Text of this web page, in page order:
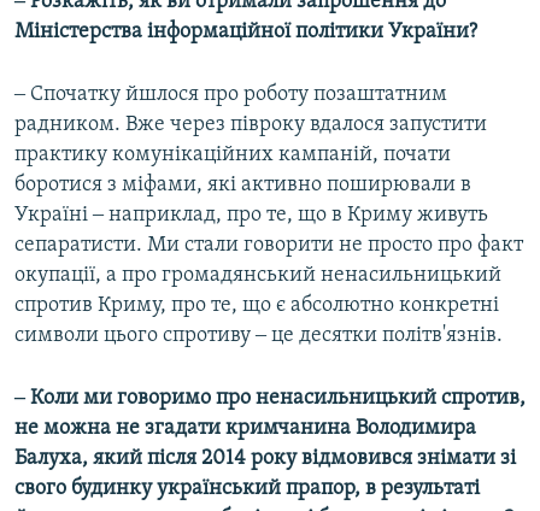
Міністерства інформаційної політики України?
‒ Спочатку йшлося про роботу позаштатним
радником. Вже через півроку вдалося запустити
практику комунікаційних кампаній, почати
боротися з міфами, які активно поширювали в
Україні ‒ наприклад, про те, що в Криму живуть
сепаратисти. Ми стали говорити не просто про факт
окупації, а про громадянський ненасильницький
спротив Криму, про те, що є абсолютно конкретні
символи цього спротиву ‒ це десятки політв'язнів.
‒ Коли ми говоримо про ненасильницький спротив,
не можна не згадати кримчанина Володимира
Балуха, який після 2014 року відмовився знімати зі
свого будинку український прапор, в результаті